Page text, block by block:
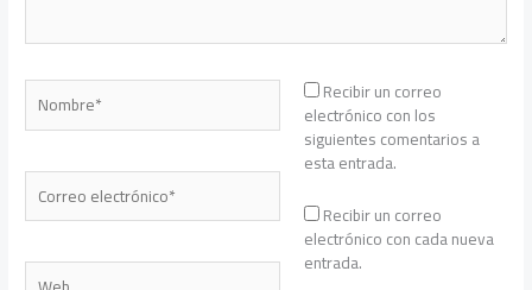
Nombre*
Correo
electrónico*
Web
Recibir un correo
electrónico con los
siguientes comentarios a
esta entrada.
Recibir un correo
electrónico con cada nueva
entrada.